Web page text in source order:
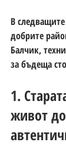
В
добрите
Балчик,
за бъдеща
1.
живот